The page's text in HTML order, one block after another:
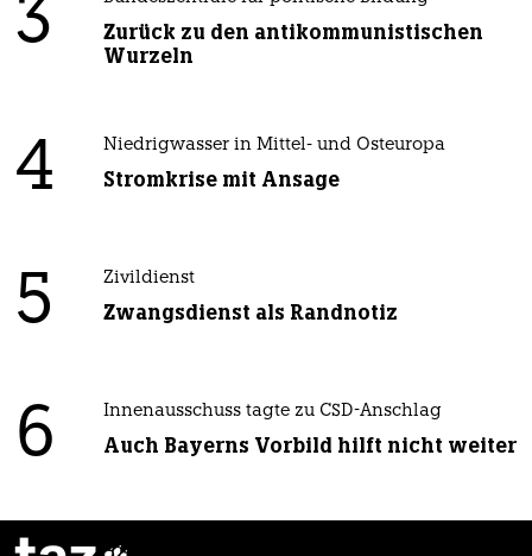
3
Zurück zu den antikommunistischen
Wurzeln
4 Niedrigwasser in Mittel- und Osteuropa
Stromkrise mit Ansage
5 Zivildienst
Zwangsdienst als Randnotiz
6 Innenausschuss tagte zu CSD-Anschlag
Auch Bayerns Vorbild hilft nicht weiter